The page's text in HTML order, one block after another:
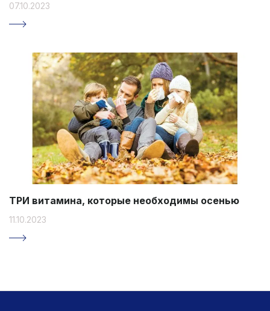
07.10.2023
ТРИ витамина, которые необходимы осенью
11.10.2023